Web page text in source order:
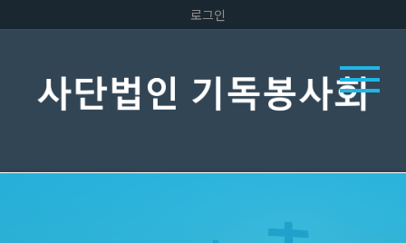
로그인